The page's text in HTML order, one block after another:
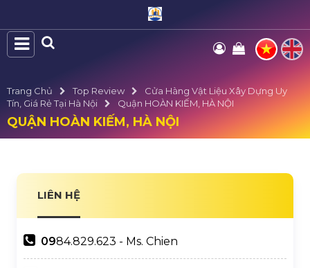
Trang Chủ Top Review
Cửa Hàng Vật Liệu Xây Dựng Uy
Tín, Giá Rẻ Tại Hà Nội
Quận HOÀN KIẾM, HÀ NỘI
QUẬN HOÀN KIẾM, HÀ NỘI
LIÊN HỆ
0984.829.623 - Ms. Chien